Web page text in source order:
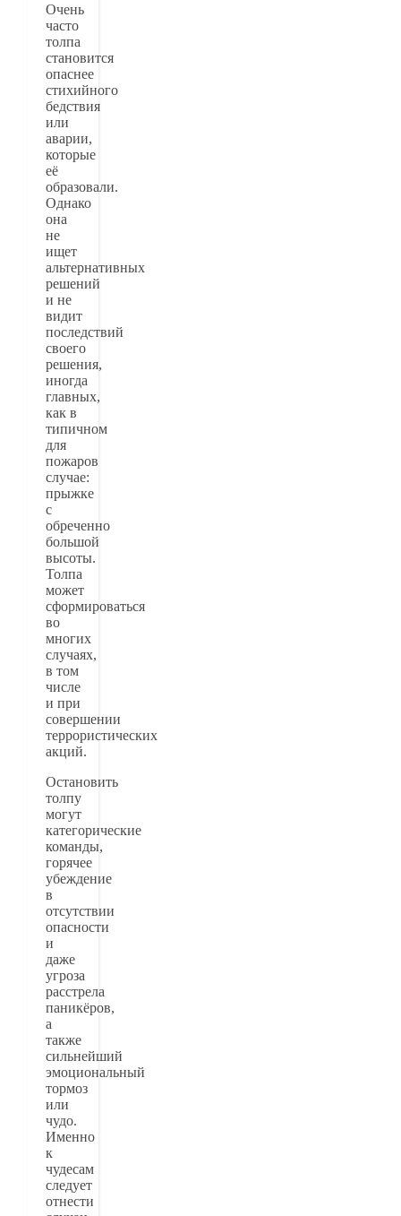
Очень
часто
толпа
становится
опаснее
стихийного
бедствия
или
аварии,
которые
её
образовали.
Однако
она
не
ищет
альтернативных
решений
и не
видит
последствий
своего
решения,
иногда
главных,
как в
типичном
для
пожаров
случае:
прыжке
с
обреченно
большой
высоты.
Толпа
может
сформироваться
во
многих
случаях,
в том
числе
и при
совершении
террористических
акций.
Остановить
толпу
могут
категорические
команды,
горячее
убеждение
в
отсутствии
опасности
и
даже
угроза
расстрела
паникёров,
а
также
сильнейший
эмоциональный
тормоз
или
чудо.
Именно
к
чудесам
следует
отнести